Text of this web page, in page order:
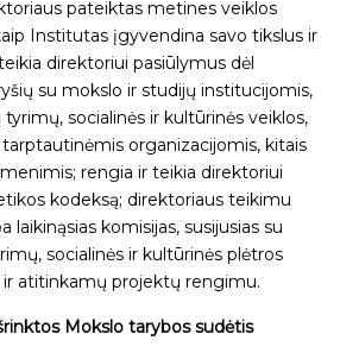
pateiktas metines veiklos
Institutas įgyvendina savo tikslus ir
direktoriui pasiūlymus dėl
su mokslo ir studijų institucijomis,
socialinės ir kultūrinės veiklos,
organizacijomis, kitais
rengia ir teikia direktoriui
kodeksą; direktoriaus teikimu
laikinąsias komisijas, susijusias su
socialinės ir kultūrinės plėtros
atitinkamų projektų rengimu.
Mokslo tarybos sudėtis